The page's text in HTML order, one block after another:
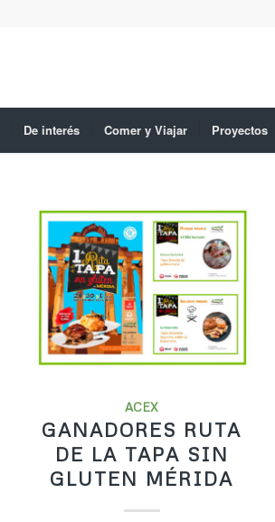
De interés Comer y Viajar Proyectos
ACEX
GANADORES RUTA
DE LA TAPA SIN
GLUTEN MÉRIDA